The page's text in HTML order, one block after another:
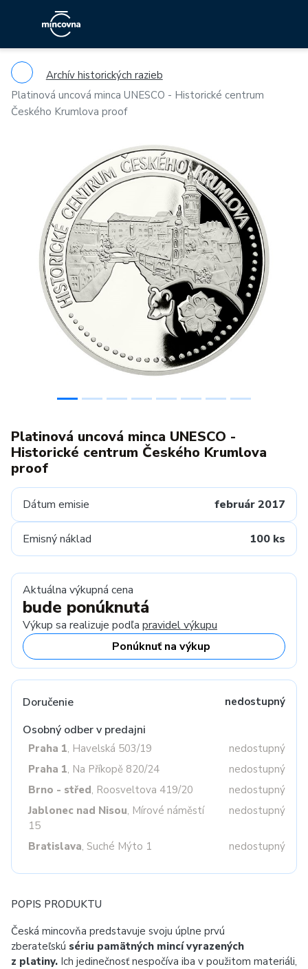
Archív historických razieb
Platinová uncová minca UNESCO - Historické centrum
Českého Krumlova proof
Previous
Platinová uncová minca UNESCO -
Historické centrum Českého Krumlova
proof
Dátum emisie február 2017
Emisný náklad 100 ks
Aktuálna výkupná cena
bude ponúknutá
Výkup sa realizuje podľa pravidel výkupu
Ponúknuť na výkup
Doručenie nedostupný
Osobný odber v predajni
Praha 1, Havelská 503/19
nedostupný
Praha 1, Na Příkopě 820/24
nedostupný
Brno - střed, Roosveltova 419/20
nedostupný
Jablonec nad Nisou, Mírové náměstí
15
nedostupný
Bratislava, Suché Mýto 1 nedostupný
POPIS PRODUKTU
Česká mincovňa predstavuje svoju úplne prvú
zberateľskú sériu pamätných mincí vyrazených
z platiny. Ich jedinečnosť nespočíva iba v použitom materiáli,